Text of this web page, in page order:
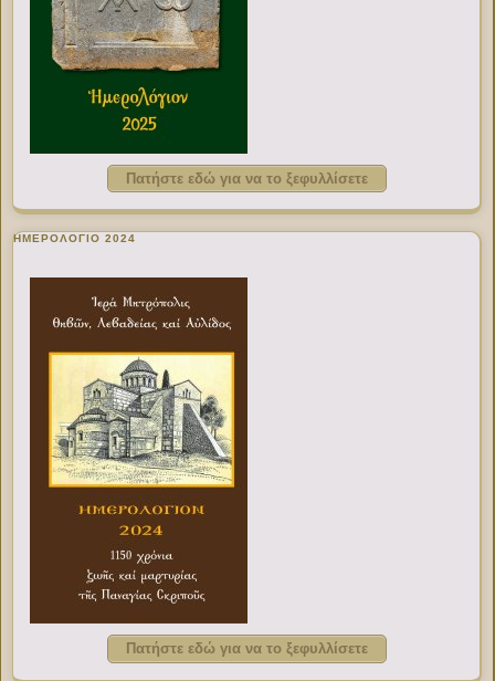
Πατήστε εδώ για να το ξεφυλλίσετε
ΗΜΕΡΟΛΟΓΙΟ 2024
Πατήστε εδώ για να το ξεφυλλίσετε